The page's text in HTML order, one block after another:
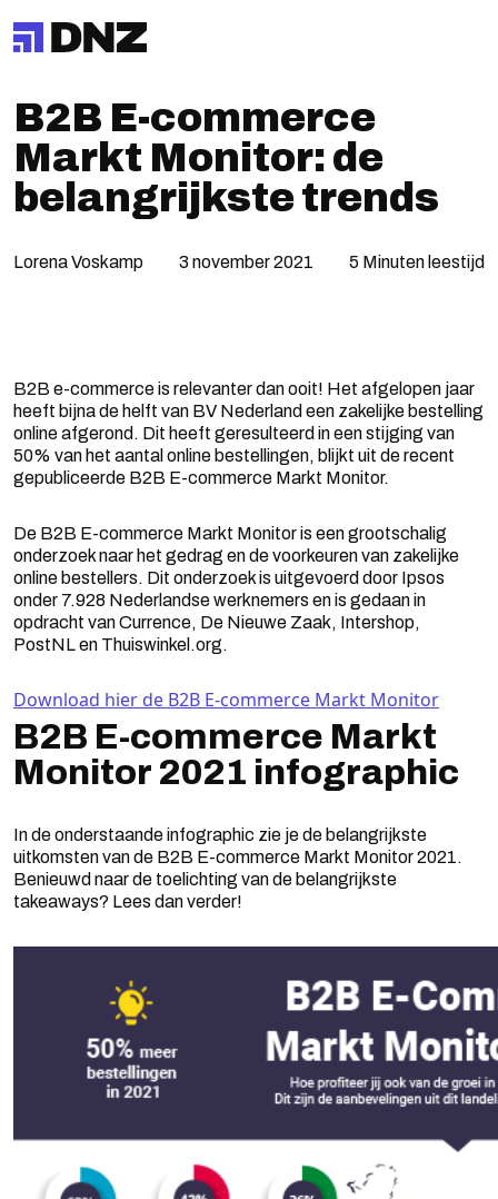
B2B E-commerce
Markt Monitor: de
belangrijkste trends
Lorena Voskamp 3 november 2021 5 Minuten leestijd
B2B e-commerce is relevanter dan ooit! Het afgelopen jaar
heeft bijna de helft van BV Nederland een zakelijke bestelling
online afgerond. Dit heeft geresulteerd in een stijging van
50% van het aantal online bestellingen, blijkt uit de recent
gepubliceerde B2B E-commerce Markt Monitor.
De B2B E-commerce Markt Monitor is een grootschalig
onderzoek naar het gedrag en de voorkeuren van zakelijke
online bestellers. Dit onderzoek is uitgevoerd door Ipsos
onder 7.928 Nederlandse werknemers en is gedaan in
opdracht van Currence, De Nieuwe Zaak, Intershop,
PostNL en Thuiswinkel.org.
Download hier de B2B E-commerce Markt Monitor
B2B E-commerce Markt
Monitor 2021 infographic
In de onderstaande infographic zie je de belangrijkste
uitkomsten van de B2B E-commerce Markt Monitor 2021.
Benieuwd naar de toelichting van de belangrijkste
takeaways? Lees dan verder!